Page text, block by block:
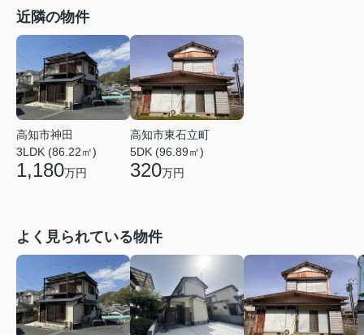
近隣の物件
高知市神田
3LDK (86.22㎡)
1,180万円
高知市東石立町
5DK (96.89㎡)
320万円
よく見られている物件